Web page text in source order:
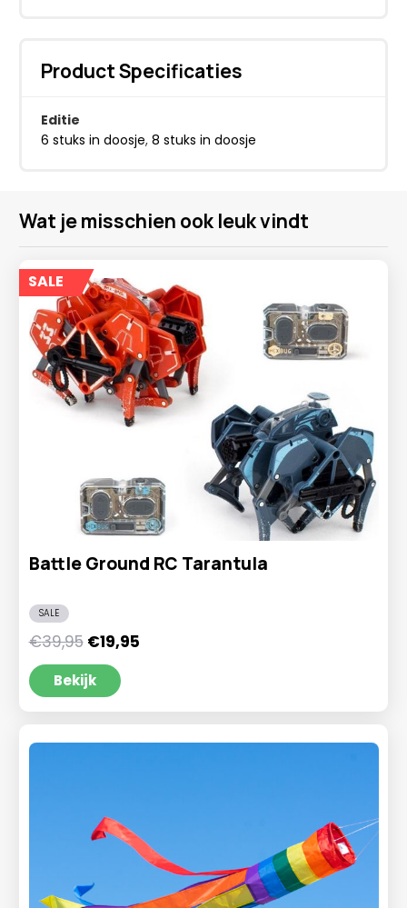
Product Specificaties
Editie
6 stuks in doosje, 8 stuks in doosje
Wat je misschien ook leuk vindt
SALE
Battle Ground RC Tarantula
SALE
€39,95 Oorspronkelijke
prijs
was:
€39,95.
€19,95Huidige
Bekijk